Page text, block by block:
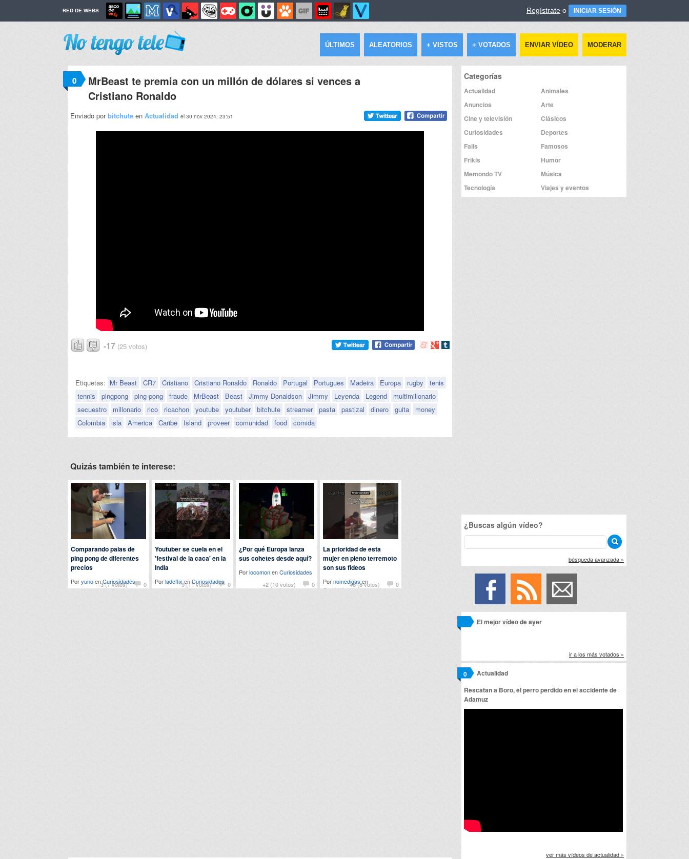
RED DE WEBS Regístrate o INICIAR SESIÓN
ÚLTIMOS ALEATORIOS + VISTOS + VOTADOS ENVIAR VÍDEO MODERAR
0
MrBeast te premia con un millón de dólares si vences a
Cristiano Ronaldo
Enviado porbitchute en Actualidad el 30 nov 2024, 23:51
-17 (25 votos)
Compartir
Compartir
Compartir
Etiquetas: Mr Beast CR7 Cristiano Cristiano Ronaldo Ronaldo Portugal Portugues Madeira Europa rugby
tenis
tennis
pingpong ping pong fraude MrBeast Beast Jimmy Donaldson Jimmy Leyenda Legend
multimillonario
secuestro
millonario rico ricachon youtube youtuber bitchute streamer pasta pastizal dinero guita
money
Colombia
isla America Caribe Island proveer comunidad food comida
Quizás también te interese:
-3 (7 votos) 0
Comparando palas de
ping pong de diferentes
precios
PoryunoenCuriosidades -9 (11 votos) 0
Youtuber se cuela en el
'festival de la caca' en la
India
PorladeflixenCuriosidades +2 (10 votos) 0
¿Por qué Europa lanza
sus cohetes desde aquí?
PorlocomonenCuriosidades
+8 (8 votos)
0
La prioridad de esta
mujer en pleno terremoto
son sus fideos
Pornomedigasen
Curiosidades
Categorías
Actualidad
Animales
Anuncios
Arte
Cine y televisión
Clásicos
Curiosidades
Deportes
Fails
Famosos
Frikis
Humor
Memondo TV
Música
Tecnología
Viajes y eventos
¿Buscas algún vídeo?
búsqueda avanzada »
El mejor vídeo de ayer
ir a los más votados »
Actualidad
0
Rescatan a Boro, el perro perdido en el accidente de
Adamuz
ver más vídeos de actualidad »